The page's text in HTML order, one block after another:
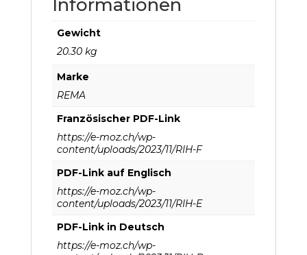
Informationen
Gewicht
20.30 kg
Marke
REMA
Französischer PDF-Link
https://e-moz.ch/wp-
content/uploads/2023/11/RIH-F
PDF-Link auf Englisch
https://e-moz.ch/wp-
content/uploads/2023/11/RIH-E
PDF-Link in Deutsch
https://e-moz.ch/wp-